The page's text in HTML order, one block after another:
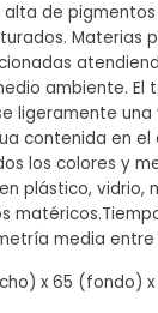
de pigmentos
Materias
ambiente. El
ligeramente una
contenida en el
los colores y
plástico, vidrio,
media entre
x 65 (fondo)